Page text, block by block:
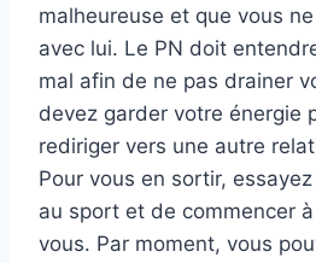
malheureuse et que vous
avec lui. Le PN doit
mal afin de ne pas drainer
devez garder votre énergie
rediriger vers une autre
Pour vous en sortir,
au sport et de commencer
vous. Par moment, vous